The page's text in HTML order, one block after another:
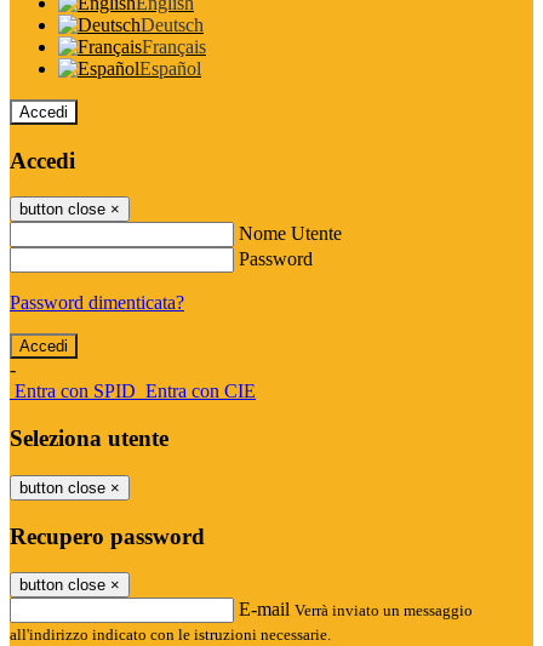
Deutsch
Français
Español
Accedi
Accedi
button close ×
Nome Utente
Password
Password dimenticata?
-
Entra con SPID Entra con CIE
Seleziona utente
button close ×
Recupero password
button close ×
E-mail Verrà inviato un messaggio
all'indirizzo indicato con le istruzioni necessarie.